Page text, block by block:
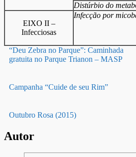
Distúrbio do
EIXO II –
Infecciosas
Infecção por
“Deu Zebra no Parque”: Caminhada
gratuita no Parque Trianon – MASP
Campanha “Cuide de seu Rim”
Outubro Rosa (2015)
Autor